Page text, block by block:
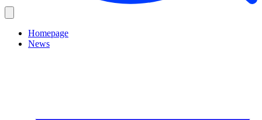
Homepage
News